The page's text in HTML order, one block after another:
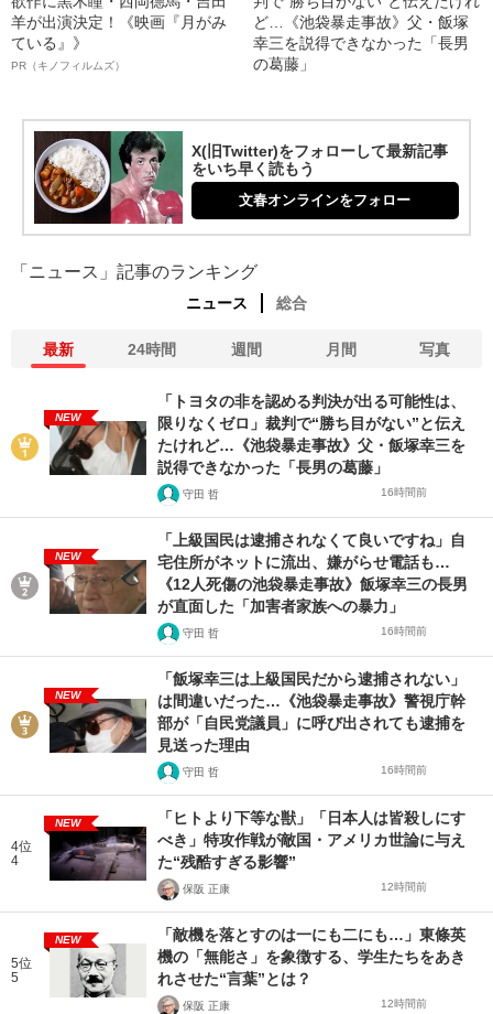
羊が出演決定！《映画『月がみ
ている』》
PR（キノフィルムズ）
ど…《池袋暴走事故》父・飯塚
幸三を説得できなかった「長男
の葛藤」
X(旧Twitter)をフォローして最新記事
をいち早く読もう
文春オンラインをフォロー
「ニュース」記事のランキング
ニュース 総合
最新 24時間 週間 月間 写真
NEW
「トヨタの非を認める判決が出る可能性は、
限りなくゼロ」裁判で“勝ち目がない”と伝え
たけれど…《池袋暴走事故》父・飯塚幸三を
説得できなかった「長男の葛藤」
守田 哲 16時間前
NEW
「上級国民は逮捕されなくて良いですね」自
宅住所がネットに流出、嫌がらせ電話も…
《12人死傷の池袋暴走事故》飯塚幸三の長男
が直面した「加害者家族への暴力」
守田 哲 16時間前
NEW
「飯塚幸三は上級国民だから逮捕されない」
は間違いだった…《池袋暴走事故》警視庁幹
部が「自民党議員」に呼び出されても逮捕を
見送った理由
守田 哲 16時間前
4位
4
NEW
「ヒトより下等な獣」「日本人は皆殺しにす
べき」特攻作戦が敵国・アメリカ世論に与え
た“残酷すぎる影響”
保阪 正康 12時間前
5位
5
NEW
「敵機を落とすのは一にも二にも…」東條英
機の「無能さ」を象徴する、学生たちをあき
れさせた“言葉”とは？
保阪 正康 12時間前